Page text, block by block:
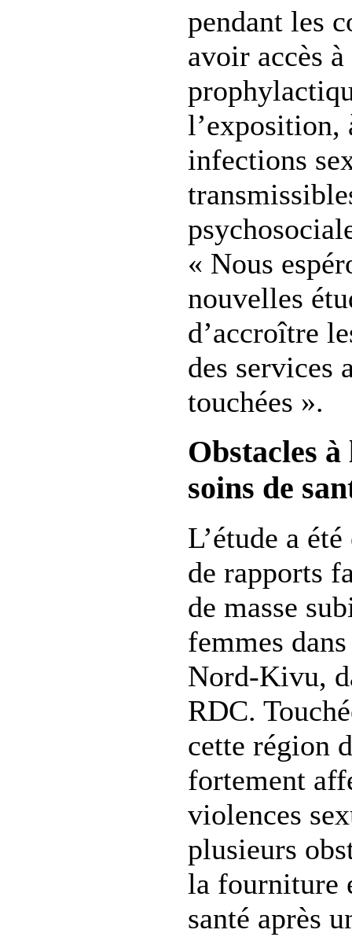
pendant les
avoir accès
l’exposition,
infections
« Nous
nouvelles
d’accroître
des services
touchées ».
Obstacles
soins de
L’étude a
de rapports
de masse
femmes
Nord-Kivu,
RDC.
cette région
fortement
violences
plusieurs
la fourniture
santé après